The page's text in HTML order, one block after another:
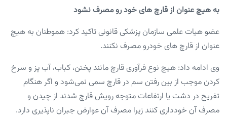
به هیچ عنوان از قارچ های خود رو مصرف نشود
عضو هیات علمی سازمان پزشکی قانونی تاکید کرد: هموطنان به هیچ
عنوان از قارچ های خودرو مصرف نکنند.
وی ادامه داد: هیچ نوع فرآوری قارچ مانند پختن، کباب، آب پز و سرخ
کردن موجب از بین رفتن سم در قارچ سمی نمی‌شود و اگر هنگام
تفریح در دشت یا ارتفاعات متوجه رویش قارچ شدند از چیدن و
مصرف آن خودداری کنند زیرا مصرف آن عوارض جبران ناپذیری دارد.